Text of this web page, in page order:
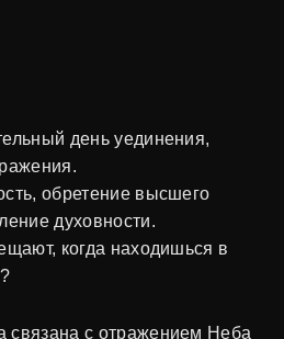
день уединения,
обретение высшего
духовности.
когда находишься в
связана с отражением Неба